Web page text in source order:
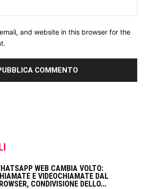
and website in this browser for the
WEB CAMBIA VOLTO:
E VIDEOCHIAMATE DAL
CONDIVISIONE DELLO...